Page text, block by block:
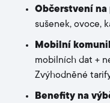
Občerstvení
sušenek, ovoce,
Mobilní
mobilních dat +
Zvýhodněné
Benefity na